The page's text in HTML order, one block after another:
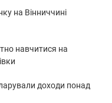
на Вінниччині
навчитися на
доходи понад